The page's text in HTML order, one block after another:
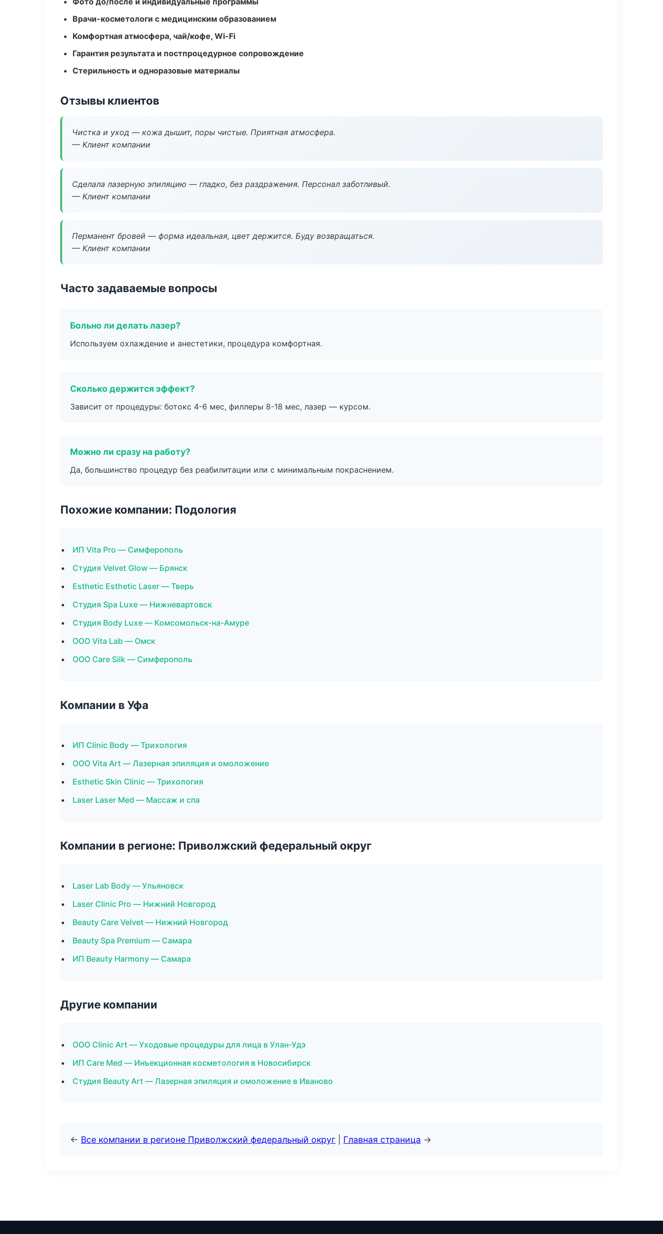
Врачи-косметологи с медицинским образованием
Комфортная атмосфера, чай/кофе, Wi-Fi
Гарантия результата и постпроцедурное сопровождение
Стерильность и одноразовые материалы
Отзывы клиентов
Чистка и уход — кожа дышит, поры чистые. Приятная атмосфера.
— Клиент компании
Сделала лазерную эпиляцию — гладко, без раздражения. Персонал заботливый.
— Клиент компании
Перманент бровей — форма идеальная, цвет держится. Буду возвращаться.
— Клиент компании
Часто задаваемые вопросы
Больно ли делать лазер?
Используем охлаждение и анестетики, процедура комфортная.
Сколько держится эффект?
Зависит от процедуры: ботокс 4-6 мес, филлеры 8-18 мес, лазер — курсом.
Можно ли сразу на работу?
Да, большинство процедур без реабилитации или с минимальным покраснением.
Похожие компании: Подология
ИП Vita Pro — Симферополь
Студия Velvet Glow — Брянск
Esthetic Esthetic Laser — Тверь
Студия Spa Luxe — Нижневартовск
Студия Body Luxe — Комсомольск-на-Амуре
ООО Vita Lab — Омск
ООО Care Silk — Симферополь
Компании в Уфа
ИП Clinic Body — Трихология
ООО Vita Art — Лазерная эпиляция и омоложение
Esthetic Skin Clinic — Трихология
Laser Laser Med — Массаж и спа
Компании в регионе: Приволжский федеральный округ
Laser Lab Body — Ульяновск
Laser Clinic Pro — Нижний Новгород
Beauty Care Velvet — Нижний Новгород
Beauty Spa Premium — Самара
ИП Beauty Harmony — Самара
Другие компании
ООО Clinic Art — Уходовые процедуры для лица в Улан-Удэ
ИП Care Med — Инъекционная косметология в Новосибирск
Студия Beauty Art — Лазерная эпиляция и омоложение в Иваново
← Все компании в регионе Приволжский федеральный округ Главная страница →